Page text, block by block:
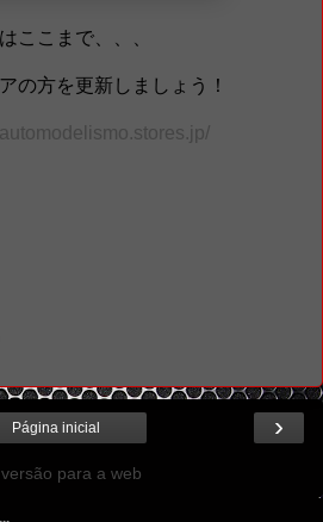
ここまで、、、
の方を更新しましょう！
›
Página inicial
para a web